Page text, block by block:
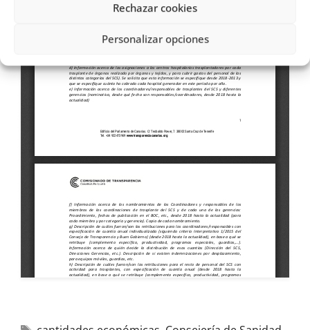
Rechazar cookies
Personalizar opciones